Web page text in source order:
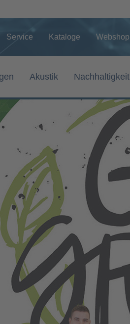
Service Kataloge Webshop
Akustik Nachhaltigkeit